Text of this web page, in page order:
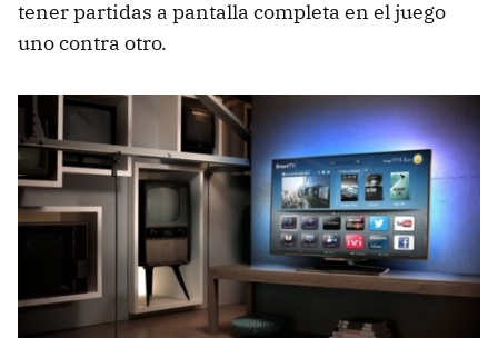
tener partidas a pantalla completa en el juego
uno contra otro.